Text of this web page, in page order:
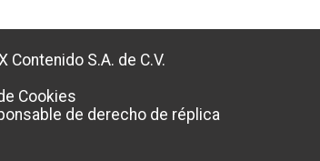
Contenido S.A. de C.V.
Cookies
de derecho de réplica